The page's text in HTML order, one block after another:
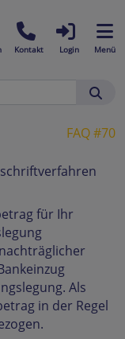
Kontakt Login Menü
FAQ #70
für Ihr
Als
in der Regel